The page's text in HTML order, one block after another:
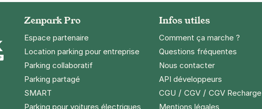
10 rue Omer Talon
75011Paris
4,5(158 avis)
(tarifs dégressifs)
Zenpark Pro
Espace partenaire
Location parking pour entreprise
Parking collaboratif
Parking partagé
SMART
Parking pour voitures électriques
Infos utiles
Comment ça marche ?
Questions fréquentes
Nous contacter
API développeurs
CGU / CGV/ CGV Recharge
Mentions légales